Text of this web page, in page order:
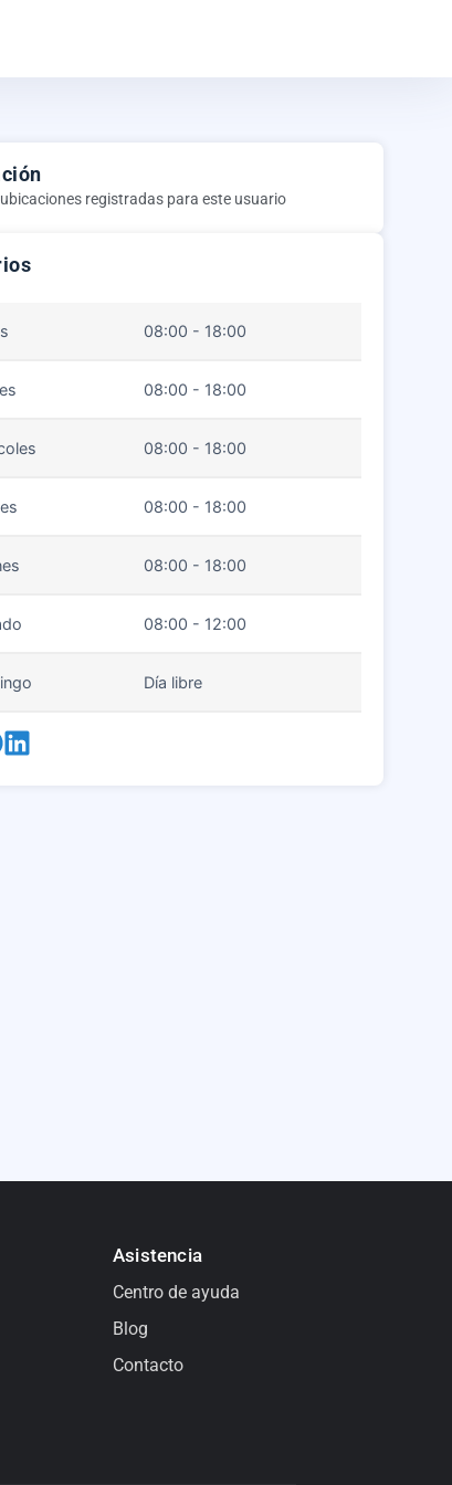
registradas para este usuario
08:00 - 18:00
08:00 - 18:00
08:00 - 18:00
08:00 - 18:00
08:00 - 18:00
08:00 - 12:00
Día libre
Asistencia
Centro de ayuda
Blog
Contacto